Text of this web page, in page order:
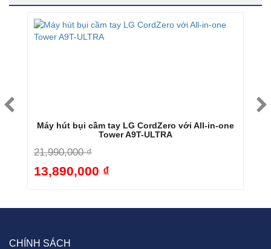
Máy hút bụi cầm tay LG CordZero với All-in-one
Tower A9T-ULTRA
21,990,000 ₫
13,890,000 ₫
CHÍNH SÁCH